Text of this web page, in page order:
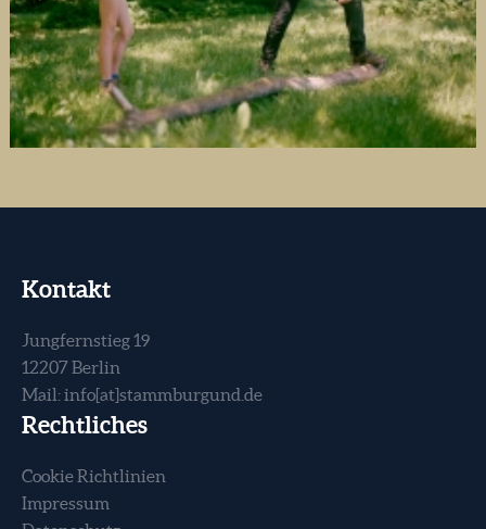
Kontakt
Jungfernstieg 19
12207 Berlin
Mail:info[at]stammburgund.de
Rechtliches
Cookie Richtlinien
Impressum